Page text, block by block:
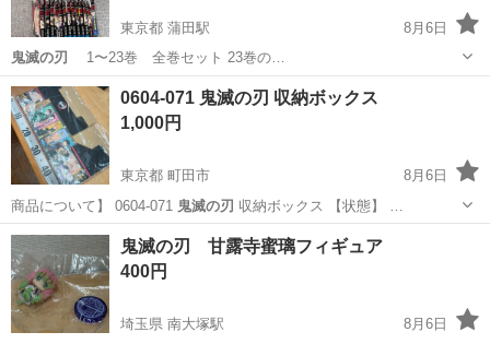
東京都 蒲田駅
8月6日
鬼滅の刃
1〜23巻 全巻セット 23巻の…
東京 大田区 マンガ、コミック、アニメ
0604-071 鬼滅の刃 収納ボックス
1,000円
東京都 町田市
8月6日
商品について】 0604-071 鬼滅の刃 収納ボックス 【状態】 …
東京 町田市 おもちゃ 鬼滅の刃
鬼滅の刃 甘露寺蜜璃フィギュア
400円
埼玉県 南大塚駅
8月6日